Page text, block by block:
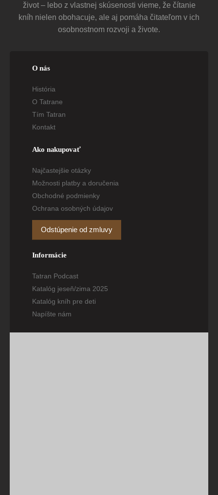
život – lebo z vlastnej skúsenosti vieme, že čítanie
kníh nielen obohacuje, ale aj pomáha čitateľom v ich
osobnostnom rozvoji a živote.
O nás
História
O Tatrane
Tím Tatran
Kontakt
Ako nakupovať
Najčastejšie otázky
Možnosti platby a doručenia
Obchodné podmienky
Ochrana osobných údajov
Odstúpenie od zmluvy
Informácie
Tatran Podcast
Katalóg jeseň/zima 2025
Katalóg kníh pre deti
Napíšte nám